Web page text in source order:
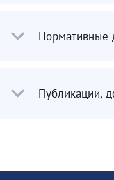
Нормативные
Публикации,